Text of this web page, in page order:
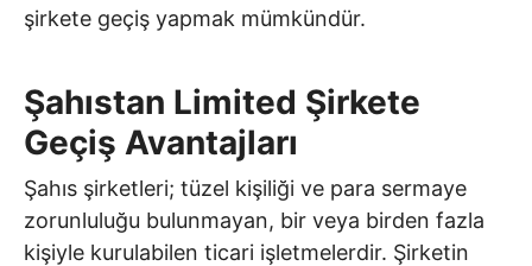
şirkete geçiş yapmak mümkündür.
Şahıstan Limited Şirkete
Geçiş Avantajları
Şahıs şirketleri; tüzel kişiliği ve para sermaye
zorunluluğu bulunmayan, bir veya birden fazla
kişiyle kurulabilen ticari işletmelerdir. Şirketin